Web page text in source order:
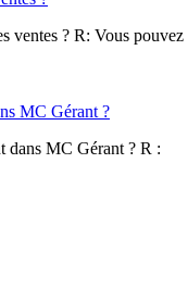
ventes ? R: Vous pouvez
MC Gérant ?
dans MC Gérant ? R :